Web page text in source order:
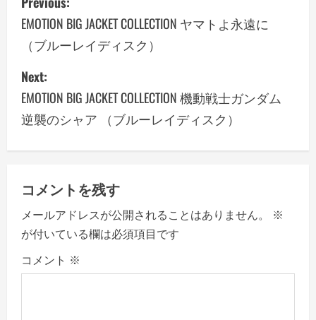
o
s
t
n
a
i
g
a
EMOTION BIG JACKET COLLECTION ヤマトよ永遠に
（ブルーレイディスク）
Next:
EMOTION BIG JACKET COLLECTION 機動戦士ガンダム
逆襲のシャア （ブルーレイディスク）
コメントを残す
メールアドレスが公開されることはありません。
※
が付いている欄は必須項目です
コメント ※